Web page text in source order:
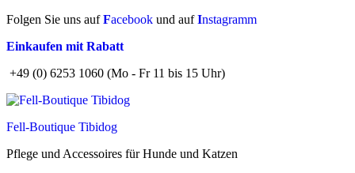
Zum
springen
Folgen Sie uns aufFacebook und aufInstagramm
Einkaufen mit Rabatt
+49 (0) 6253 1060 (Mo - Fr 11 bis 15 Uhr)
Fell-Boutique Tibidog
Pflege und Accessoires für Hunde und Katzen